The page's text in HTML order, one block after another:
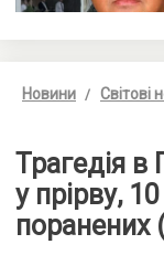
Новини Світові
Трагедія в
у прірву,